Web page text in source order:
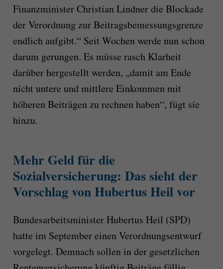
Finanzminister Christian Lindner die Blockade
der Verordnung zur Beitragsbemessungsgrenze
endlich aufgibt.“ Seit Wochen werde nun schon
darum gerungen. Es müsse rasch Klarheit
darüber hergestellt werden, „damit am Ende
nicht untere und mittlere Einkommen mit
höheren Beiträgen zu rechnen haben“, fügt sie
hinzu.
Mehr Geld für die
Sozialversicherung: Das sieht der
Vorschlag von Hubertus Heil vor
Bundesarbeitsminister Hubertus Heil (SPD)
hatte im September einen Verordnungsentwurf
vorgelegt. Demnach sollen in der gesetzlichen